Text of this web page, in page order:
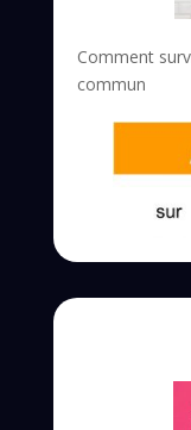
Comment
commun